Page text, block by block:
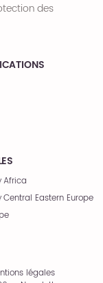
Africa
Eastern Europe
des
légales